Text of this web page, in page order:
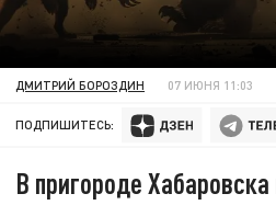
ДМИТРИЙ БОРОЗДИН 07 ИЮНЯ 11:03
ПОДПИШИТЕСЬ:
В пригороде